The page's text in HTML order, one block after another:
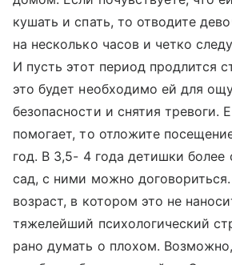
кушать и спать, то отводите
на несколько часов и четко
И пусть этот период продлится
это будет необходимо ей для
безопасности и снятия тревоги.
помогает, то отложите
год. В 3,5- 4 года детишки более
сад, с ними можно
возраст, в котором это не
тяжелейший психологический
рано думать о плохом.